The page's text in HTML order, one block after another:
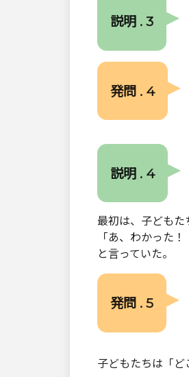
説明 . 3
発問 . 4
説明 . 4
最初は、子どもた
「あ、わかった！
と言っていた。
発問 . 5
子どもたちは「ど